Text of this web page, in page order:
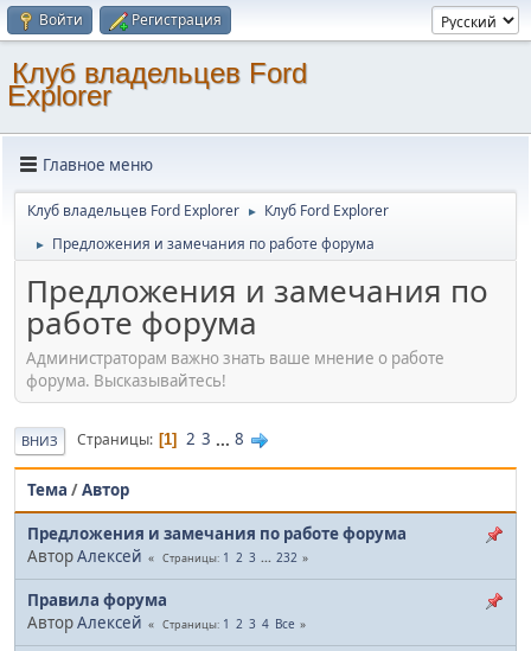
Войти Регистрация
Клуб владельцев Ford
Explorer
Главное меню
Клуб владельцев Ford Explorer ► Клуб Ford Explorer
► Предложения и замечания по работе форума
Предложения и замечания по
работе форума
Администраторам важно знать ваше мнение о работе
форума. Высказывайтесь!
ВНИЗ Страницы 1 2 3 ... 8
Тема /Автор
Предложения и замечания по работе форума
АвторАлексей Страницы 1 2 3 ... 232
Правила форума
АвторАлексей Страницы 1 2 3 4 Все